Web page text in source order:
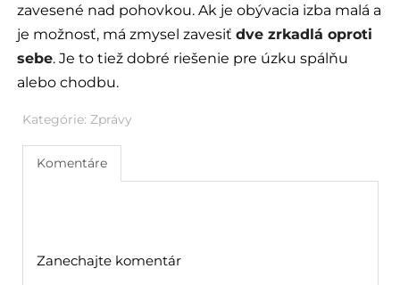
zavesené nad pohovkou. Ak je obývacia izba malá a
je možnosť, má zmysel zavesiťdve zrkadlá oproti
sebe. Je to tiež dobré riešenie pre úzku spálňu
alebo chodbu.
Kategórie: Zprávy
Komentáre
Zanechajte komentár